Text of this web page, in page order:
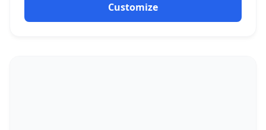
Customize